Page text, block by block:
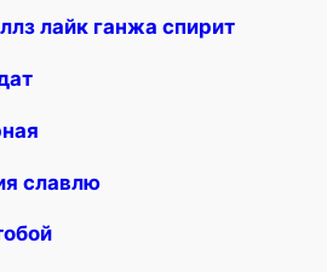
лайк ганжа спирит
славлю